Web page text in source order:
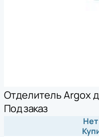
Отделитель Argox
Под заказ